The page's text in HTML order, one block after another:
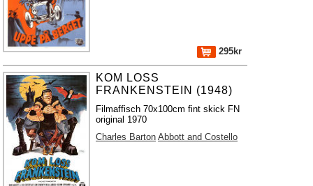
295kr
KOM LOSS
FRANKENSTEIN (1948)
Filmaffisch 70x100cm fint skick FN
original 1970
Charles Barton Abbott and Costello